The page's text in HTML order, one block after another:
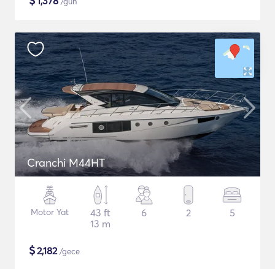
Cranchi M44HT
Motor Yat
43 ft
13 m
6 2 5
$2,182/gece